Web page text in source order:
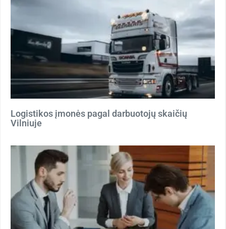
Logistikos įmonės pagal darbuotojų skaičių
Vilniuje